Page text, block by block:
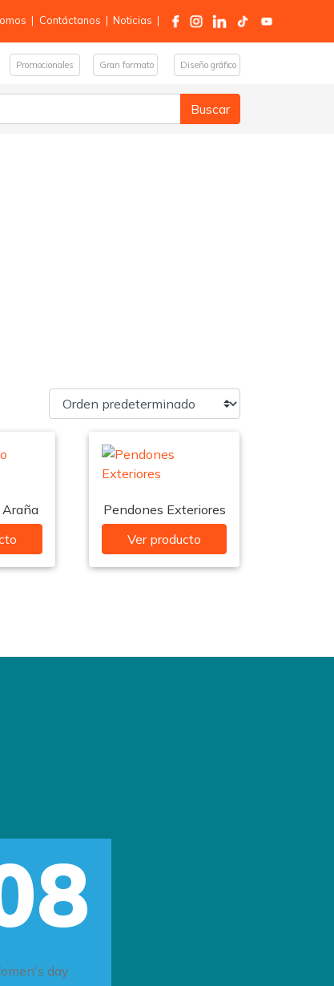
| Contáctanos | Noticias |
Promocionales Gran formato Diseño gráfico
Pendones Exteriores
Ver producto